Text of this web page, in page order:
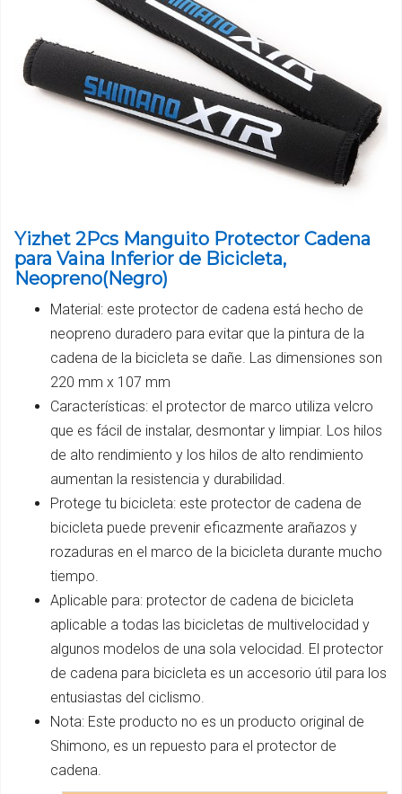
Yizhet 2Pcs Manguito Protector Cadena
para Vaina Inferior de Bicicleta,
Neopreno(Negro)
Material: este protector de cadena está hecho de
neopreno duradero para evitar que la pintura de la
cadena de la bicicleta se dañe. Las dimensiones son
220 mm x 107 mm
Características: el protector de marco utiliza velcro
que es fácil de instalar, desmontar y limpiar. Los hilos
de alto rendimiento y los hilos de alto rendimiento
aumentan la resistencia y durabilidad.
Protege tu bicicleta: este protector de cadena de
bicicleta puede prevenir eficazmente arañazos y
rozaduras en el marco de la bicicleta durante mucho
tiempo.
Aplicable para: protector de cadena de bicicleta
aplicable a todas las bicicletas de multivelocidad y
algunos modelos de una sola velocidad. El protector
de cadena para bicicleta es un accesorio útil para los
entusiastas del ciclismo.
Nota: Este producto no es un producto original de
Shimono, es un repuesto para el protector de
cadena.